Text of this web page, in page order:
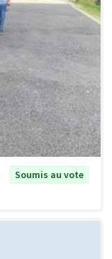
Soumis au vote